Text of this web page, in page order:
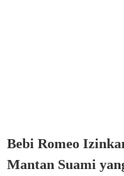
Bebi Romeo
Mantan Suami